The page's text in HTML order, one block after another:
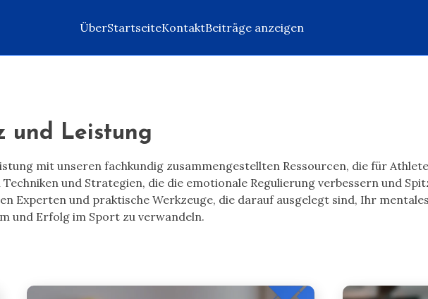
ÜberStartseiteKontaktBeiträge anzeigen
und Leistung
mit unseren fachkundig zusammengestellten Ressourcen, die für
und Strategien, die die emotionale Regulierung verbessern und
Experten und praktische Werkzeuge, die darauf ausgelegt sind, Ihr
und Erfolg im Sport zu verwandeln.